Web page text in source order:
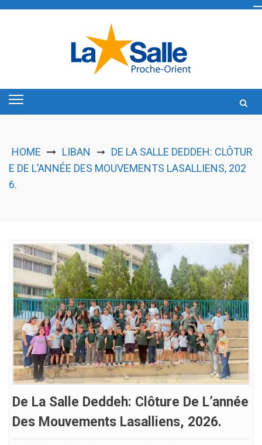
HOME LIBAN ➞ DE LA SALLE DEDDEH: CLÔTUR
E DE L’ANNÉE DES MOUVEMENTS LASALLIENS, 202
6.
De La Salle Deddeh: Clôture De L’année
Des Mouvements Lasalliens, 2026.